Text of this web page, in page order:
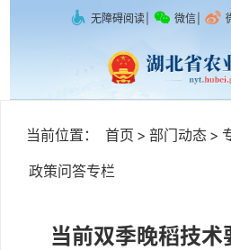
无障碍阅读 微信
当前位置： 首页 > 部门动态 >
政策问答专栏
当前双季晚稻技